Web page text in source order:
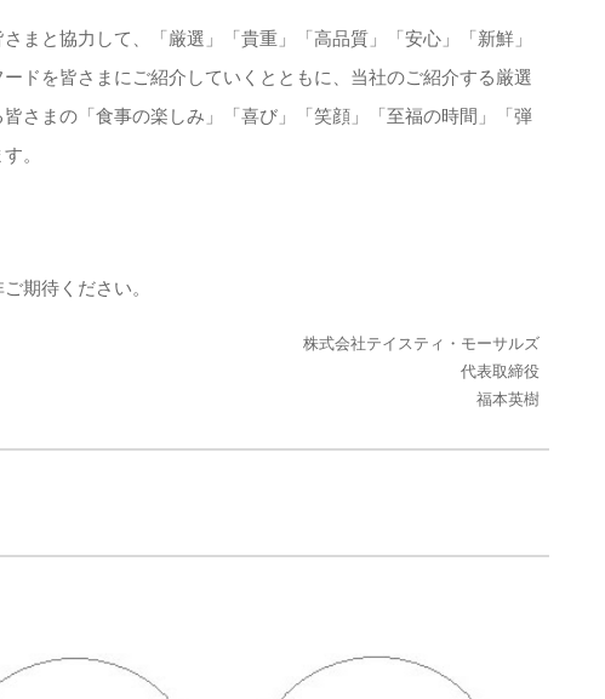
まと協力して、「厳選」「貴重」「高品質」「安心」「新鮮」
ドを皆さまにご紹介していくとともに、当社のご紹介する厳選
さまの「食事の楽しみ」「喜び」「笑顔」「至福の時間」「弾
。
期待ください。
株式会社テイスティ・モーサルズ
代表取締役
福本英樹